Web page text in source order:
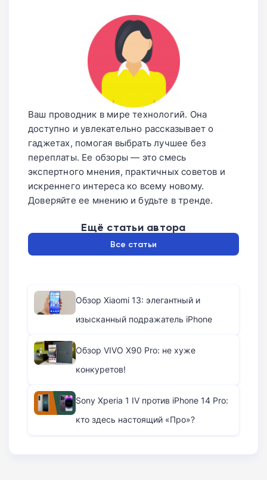
Ваш проводник в мире технологий. Она
доступно и увлекательно рассказывает о
гаджетах, помогая выбрать лучшее без
переплаты. Ее обзоры — это смесь
экспертного мнения, практичных советов и
искреннего интереса ко всему новому.
Доверяйте ее мнению и будьте в тренде.
Ещё статьи автора
Все статьи
Обзор Xiaomi 13: элегантный и
изысканный подражатель iPhone
Обзор VIVO X90 Pro: не хуже
конкуретов!
Sony Xperia 1 IV против iPhone 14 Pro:
кто здесь настоящий «Про»?